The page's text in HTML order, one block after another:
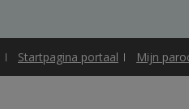
Startpagina portaal Mijn